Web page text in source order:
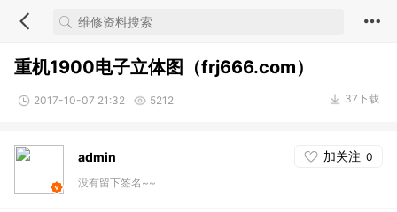
重机1900电子立体图（frj666.com）
2017-10-07 21:32 5212 37下载
admin 加关注 0
没有留下签名~~